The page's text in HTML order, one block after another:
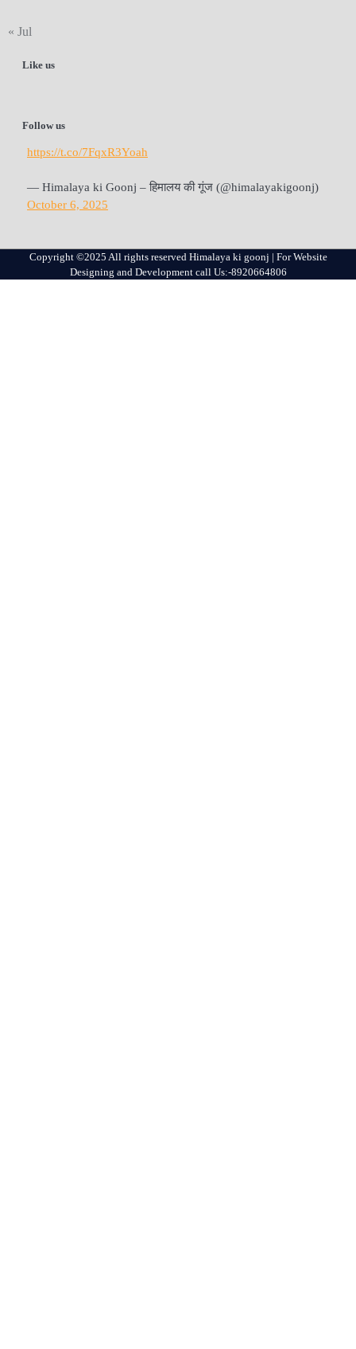
« Jul
Like us
Follow us
https://t.co/7FqxR3Yoah
— Himalaya ki Goonj – हिमालय की गूंज (@himalayakigoonj)
October 6, 2025
Copyright ©2025 All rights reserved Himalaya ki goonj | For Website
Designing and Development call Us:-8920664806